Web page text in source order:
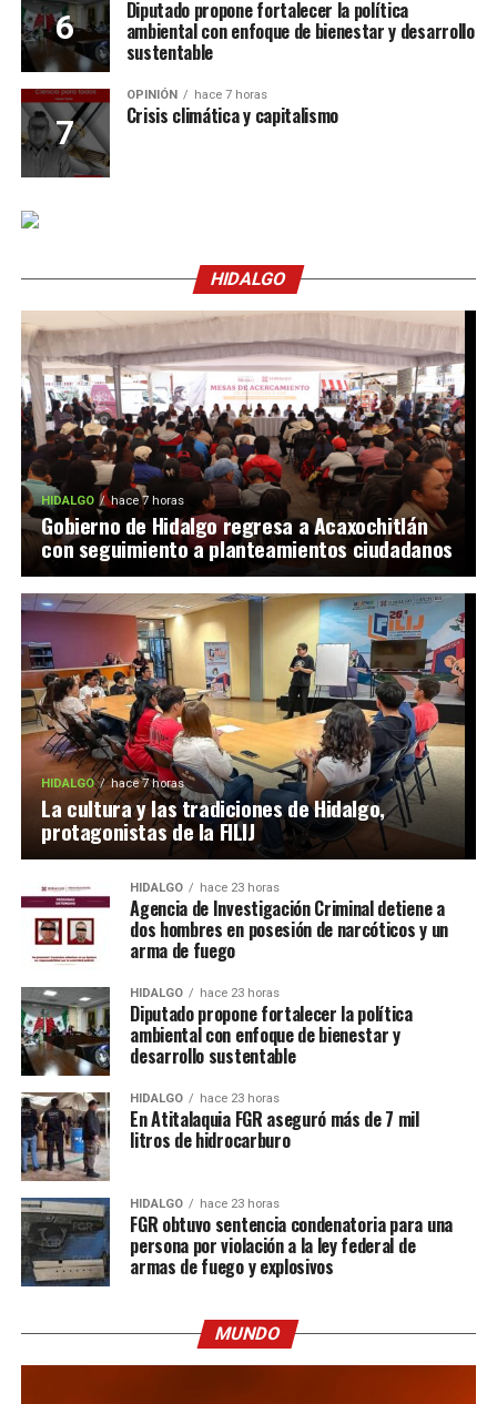
Diputado propone fortalecer la política
ambiental con enfoque de bienestar y desarrollo
sustentable
OPINIÓN hace 7 horas
Crisis climática y capitalismo
HIDALGO
HIDALGO hace 7 horas
Gobierno de Hidalgo regresa a Acaxochitlán
con seguimiento a planteamientos ciudadanos
HIDALGO hace 7 horas
La cultura y las tradiciones de Hidalgo,
protagonistas de la FILIJ
HIDALGO hace 23 horas
Agencia de Investigación Criminal detiene a
dos hombres en posesión de narcóticos y un
arma de fuego
HIDALGO hace 23 horas
Diputado propone fortalecer la política
ambiental con enfoque de bienestar y
desarrollo sustentable
HIDALGO hace 23 horas
En Atitalaquia FGR aseguró más de 7 mil
litros de hidrocarburo
HIDALGO hace 23 horas
FGR obtuvo sentencia condenatoria para una
persona por violación a la ley federal de
armas de fuego y explosivos
MUNDO